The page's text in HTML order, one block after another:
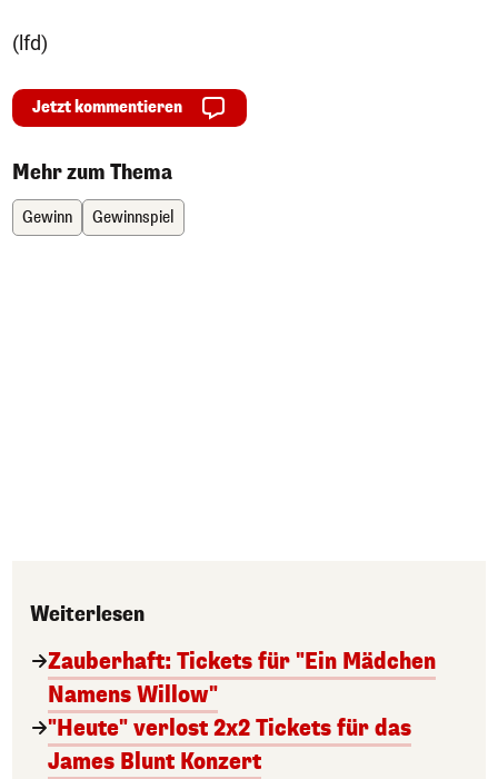
(lfd)
Jetzt kommentieren
Mehr zum Thema
Gewinn Gewinnspiel
Weiterlesen
Zauberhaft: Tickets für "Ein Mädchen
Namens Willow"
"Heute" verlost 2x2 Tickets für das
James Blunt Konzert